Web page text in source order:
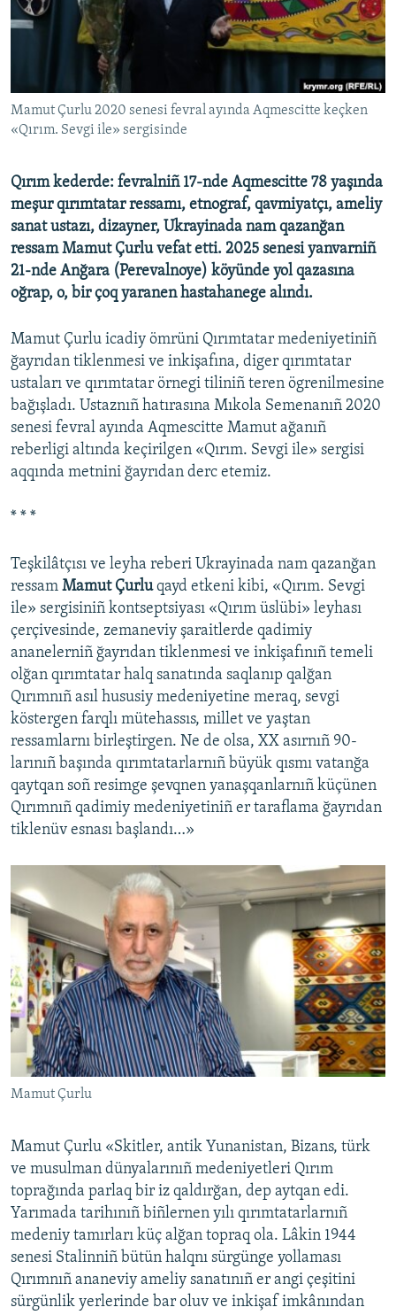
Русский
Українською
QOŞULIÑIZ!
RFE/RS bütün saytları
Mamut Çurlu 2020 senesi fevral ayında Aqmescitte keçken
«Qırım. Sevgi ile» sergisinde
Qırım kederde: fevralniñ 17-nde Aqmescitte 78 yaşında
meşur qırımtatar ressamı, etnograf, qavmiyatçı, ameliy
sanat ustazı, dizayner, Ukrayinada nam qazanğan
ressam Mamut Çurlu vefat etti. 2025 senesi yanvarniñ
21-nde Anğara (Perevalnoye) köyünde yol qazasına
oğrap, o, bir çoq yaranen hastahanege alındı.
Mamut Çurlu icadiy ömrüni Qırımtatar medeniyetiniñ
ğayrıdan tiklenmesi ve inkişafına, diger qırımtatar
ustaları ve qırımtatar örnegi tiliniñ teren ögrenilmesine
bağışladı. Ustaznıñ hatırasına Mıkola Semenanıñ 2020
senesi fevral ayında Aqmescitte Mamut ağanıñ
reberligi altında keçirilgen «Qırım. Sevgi ile» sergisi
aqqında metnini ğayrıdan derc etemiz.
* * *
Teşkilâtçısı ve leyha reberi Ukrayinada nam qazanğan
ressam Mamut Çurluqayd etkeni kibi, «Qırım. Sevgi
ile» sergisiniñ kontseptsiyası «Qırım üslübi» leyhası
çerçivesinde, zemaneviy şaraitlerde qadimiy
ananelerniñ ğayrıdan tiklenmesi ve inkişafınıñ temeli
olğan qırımtatar halq sanatında saqlanıp qalğan
Qırımnıñ asıl hususiy medeniyetine meraq, sevgi
köstergen farqlı mütehassıs, millet ve yaştan
ressamlarnı birleştirgen. Ne de olsa, XX asırnıñ 90-
larınıñ başında qırımtatarlarnıñ büyük qısmı vatanğa
qaytqan soñ resimge şevqnen yanaşqanlarnıñ küçünen
Qırımnıñ qadimiy medeniyetiniñ er taraflama ğayrıdan
tiklenüv esnası başlandı…»
Mamut Çurlu
Mamut Çurlu «Skitler, antik Yunanistan, Bizans, türk
ve musulman dünyalarınıñ medeniyetleri Qırım
toprağında parlaq bir iz qaldırğan, dep aytqan edi.
Yarımada tarihınıñ biñlernen yılı qırımtatarlarnıñ
medeniy tamırları küç alğan topraq ola. Lâkin 1944
senesi Stalinniñ bütün halqnı sürgünge yollaması
Qırımnıñ ananeviy ameliy sanatınıñ er angi çeşitini
sürgünlik yerlerinde bar oluv ve inkişaf imkânından